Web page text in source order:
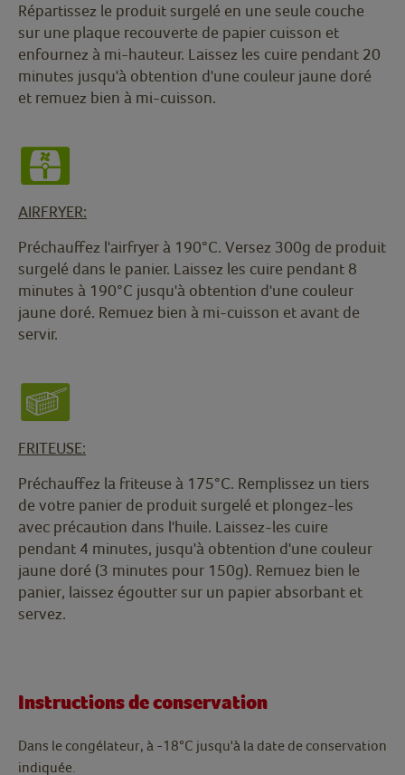
Répartissez le produit surgelé en une seule couche
sur une plaque recouverte de papier cuisson et
enfournez à mi-hauteur. Laissez les cuire pendant 20
minutes jusqu'à obtention d'une couleur jaune doré
et remuez bien à mi-cuisson.
AIRFRYER:
Préchauffez l'airfryer à 190°C. Versez 300g de produit
surgelé dans le panier. Laissez les cuire pendant 8
minutes à 190°C jusqu'à obtention d'une couleur
jaune doré. Remuez bien à mi-cuisson et avant de
servir.
FRITEUSE:
Préchauffez la friteuse à 175°C. Remplissez un tiers
de votre panier de produit surgelé et plongez-les
avec précaution dans l'huile. Laissez-les cuire
pendant 4 minutes, jusqu'à obtention d'une couleur
jaune doré (3 minutes pour 150g). Remuez bien le
panier, laissez égoutter sur un papier absorbant et
servez.
Instructions de conservation
Dans le congélateur, à -18°C jusqu'à la date de conservation
indiquée.